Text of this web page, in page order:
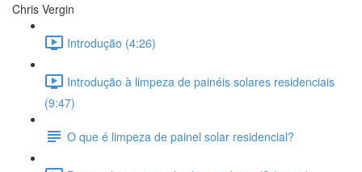
Chris Vergin
Introdução (4:26)
Introdução à limpeza de painéis solares residenciais
(9:47)
O que é limpeza de painel solar residencial?